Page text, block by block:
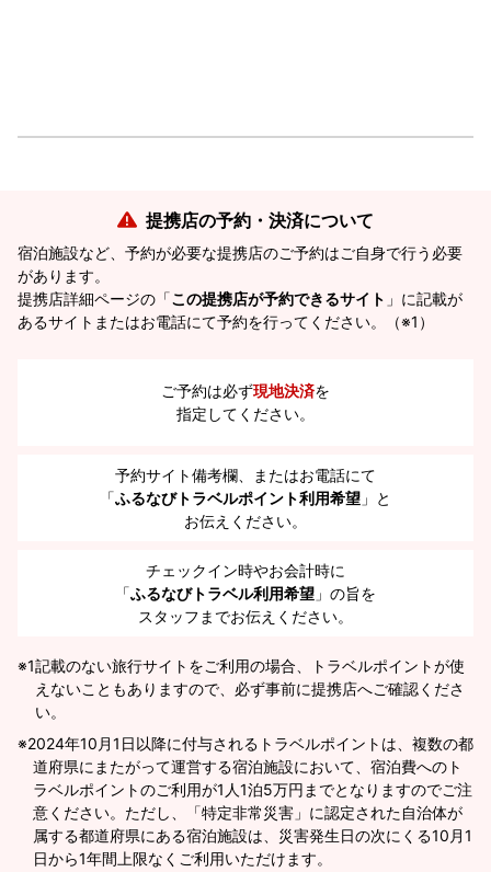
提携店の予約・決済について
宿泊施設など、予約が必要な提携店のご予約はご自身で行う必要
があります。
提携店詳細ページの「この提携店が予約できるサイト 」に記載が
あるサイトまたはお電話にて予約を行ってください。（※1）
ご予約は必ず現地決済を
指定してください。
予約サイト備考欄、またはお電話にて
「ふるなびトラベルポイント利用希望 」と
お伝えください。
チェックイン時やお会計時に
「ふるなびトラベル利用希望 」の旨を
スタッフまでお伝えください。
※1記載のない旅行サイトをご利用の場合、トラベルポイントが使
えないこともありますので、必ず事前に提携店へご確認くださ
い。
2024年10月1日以降に付与されるトラベルポイントは、複数の都
道府県にまたがって運営する宿泊施設において、宿泊費へのト
ラベルポイントのご利用が1人1泊5万円までとなりますのでご注
意ください。ただし、「特定非常災害」に認定された自治体が
属する都道府県にある宿泊施設は、災害発生日の次にくる10月1
日から1年間上限なくご利用いただけます。